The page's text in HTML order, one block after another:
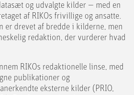
og udvalgte kilder — med en
af RIKOs frivillige og ansatte.
er drevet af bredde i kilderne, men
redaktion, der vurderer hvad
RIKOs redaktionelle linse, med
publikationer og
eksterne kilder (PRIO,